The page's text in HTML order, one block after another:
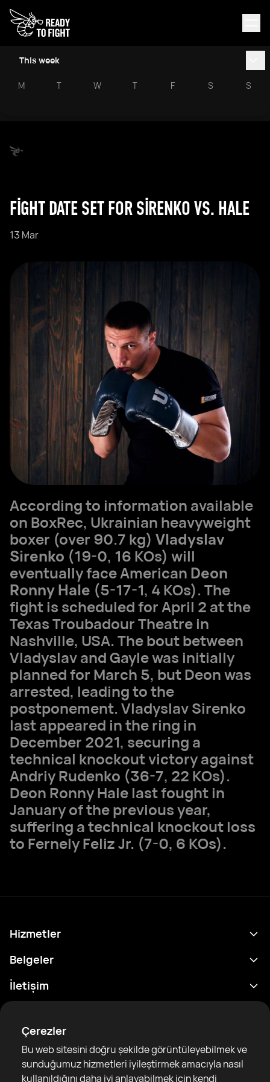
This week
M T W T F S S
Çerezler
Bu web sitesini doğru şekilde görüntüleyebilmek ve
sunduğumuz hizmetleri iyileştirmek amacıyla nasıl
kullanıldığını daha iyi anlayabilmek için kendi
FIGHT DATE SET FOR SIRENKO VS. HALE
13 Mar
According to information available
on BoxRec, Ukrainian heavyweight
boxer (over 90.7 kg) Vladyslav
Sirenko (19-0, 16 KOs) will
eventually face American Deon
Ronny Hale (5-17-1, 4 KOs). The
fight is scheduled for April 2 at the
Texas Troubadour Theatre in
Nashville, USA. The bout between
Vladyslav and Gayle was initially
planned for March 5, but Deon was
arrested, leading to the
postponement. Vladyslav Sirenko
last appeared in the ring in
December 2021, securing a
technical knockout victory against
Andriy Rudenko (36-7, 22 KOs).
Deon Ronny Hale last fought in
January of the previous year,
suffering a technical knockout loss
to Fernely Feliz Jr. (7-0, 6 KOs).
Hizmetler
Program
Sonuçlar
Analitik
Sıralamalar
Haberler
Makaleler
Belgeler
Gizlilik Politikası
Kullanım Şartları
Topluluk Rehberleri
İletişim